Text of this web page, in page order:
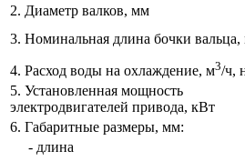
2. Диаметр валков, мм
3. Номинальная длина бочки
4. Расход воды на охлаждение, м3/ч,
5. Установленная мощность
электродвигателей привода, кВт
6. Габаритные размеры, мм:
- длина